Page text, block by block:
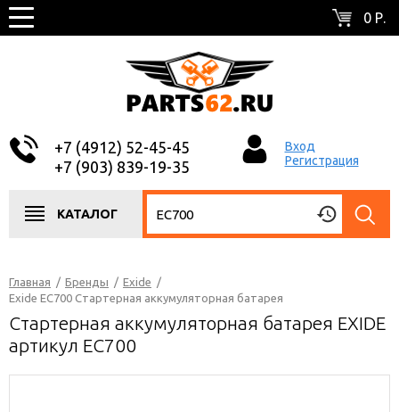
0 Р.
+7 (4912) 52-45-45
+7 (903) 839-19-35
Вход
Регистрация
КАТАЛОГ
Главная / Бренды / Exide /
Exide EC700 Стартерная аккумуляторная батарея
Стартерная аккумуляторная батарея EXIDE
артикул EC700